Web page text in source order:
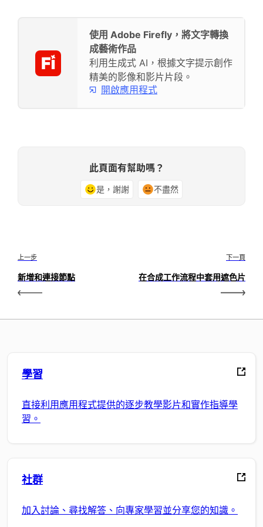
使用 Adobe Firefly，將文字轉換
成藝術作品
利用生成式 AI，根據文字提示創作
精美的影像和影片片段。
開啟應用程式
此頁面有幫助嗎？
是，謝謝 不盡然
上一步
新增和連接節點
下一頁
在合成工作流程中套用遮色片
學習
直接利用應用程式提供的逐步教學影片和實作指導學
習。
社群
加入討論、尋找解答、向專家學習並分享您的知識。